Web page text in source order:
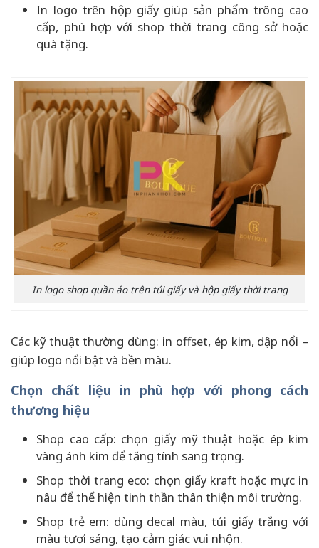
In logo trên hộp giấy giúp sản phẩm trông cao
cấp, phù hợp với shop thời trang công sở hoặc
quà tặng.
In logo shop quần áo trên túi giấy và hộp giấy thời trang
Các kỹ thuật thường dùng: in offset, ép kim, dập nổi –
giúp logo nổi bật và bền màu.
Chọn chất liệu in phù hợp với phong cách
thương hiệu
Shop cao cấp: chọn giấy mỹ thuật hoặc ép kim
vàng ánh kim để tăng tính sang trọng.
Shop thời trang eco: chọn giấy kraft hoặc mực in
nâu để thể hiện tinh thần thân thiện môi trường.
Shop trẻ em: dùng decal màu, túi giấy trắng với
màu tươi sáng, tạo cảm giác vui nhộn.